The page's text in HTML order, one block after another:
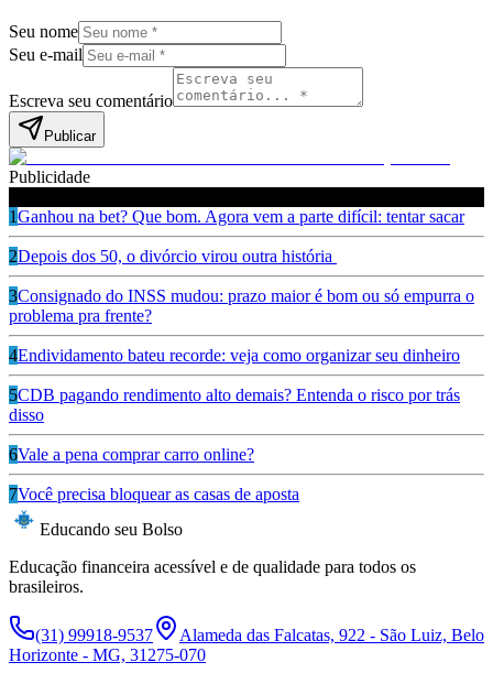
Seu nome
Seu e-mail
Escreva seu comentário
Publicar
Publicidade
1Ganhou na bet? Que bom. Agora vem a parte difícil: tentar sacar
2Depois dos 50, o divórcio virou outra história
3Consignado do INSS mudou: prazo maior é bom ou só empurra o
problema pra frente?
4Endividamento bateu recorde: veja como organizar seu dinheiro
5CDB pagando rendimento alto demais? Entenda o risco por trás
disso
6Vale a pena comprar carro online?
7Você precisa bloquear as casas de aposta
Educando seu Bolso
Educação financeira acessível e de qualidade para todos os
brasileiros.
(31) 99918-9537
Alameda das Falcatas, 922 - São Luiz, Belo
Horizonte - MG, 31275-070